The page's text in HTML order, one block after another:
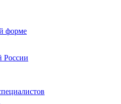
форме
России